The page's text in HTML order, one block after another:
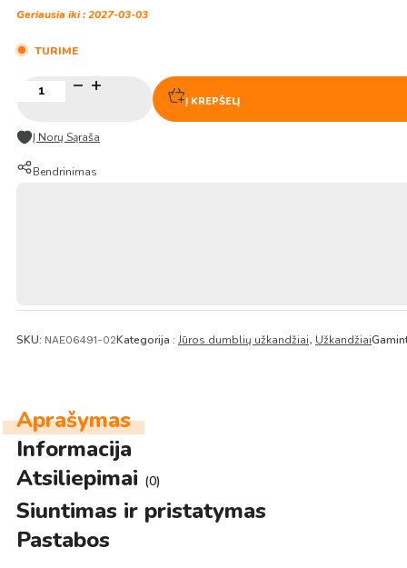
Geriausia iki : 2027-03-03
TURIME
kiekis:
dumblių
užkandis
su
Į KREPŠELĮ
Į Norų Sąraša
Bendrinimas
SKU: NAE06491-02Kategorija : Jūros dumblių užkandžiai, Užkandžiai
Aprašymas
Informacija
Atsiliepimai (0)
Siuntimas ir pristatymas
Pastabos